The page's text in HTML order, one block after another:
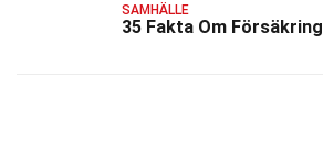
SAMHÄLLE
35 Fakta Om Försäkring